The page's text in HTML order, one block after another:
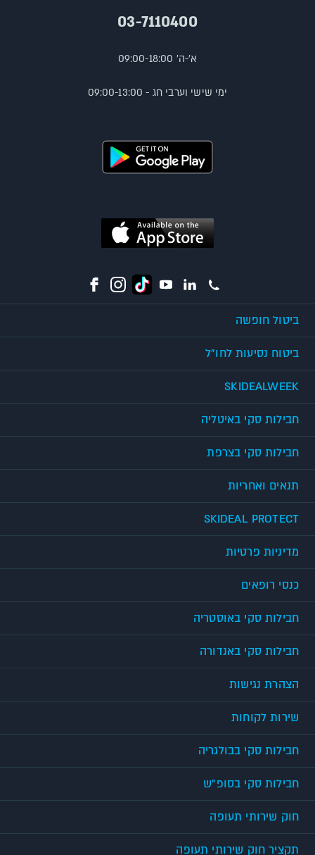
03-7110400
א'-ה' 09:00-18:00
ימי שישי וערבי חג - 09:00-13:00
ביטול חופשה
ביטוח נסיעות לחו"ל
SKIDEALWEEK
חבילות סקי באיטליה
חבילות סקי בצרפת
תנאים ואחריות
SKIDEAL PROTECT
מדיניות פרטיות
כנסי רופאים
חבילות סקי באוסטריה
חבילות סקי באנדורה
הצהרת נגישות
שירות לקוחות
חבילות סקי בבולגריה
חבילות סקי בסופ"ש
חוק שירותי תעופה
תקציר חוק שירותי תעופה